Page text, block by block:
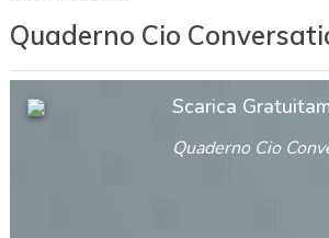
Quaderno Cio
Scarica
Quaderno Cio